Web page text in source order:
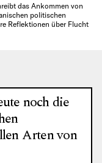
das Ankommen von
politischen
Reflektionen über Flucht
noch die
Arten von